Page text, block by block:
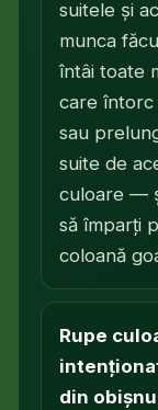
suitele și
munca
întâi toate
care întorc
sau
suite de
culoare —
să împarți
coloană
Rupe
din